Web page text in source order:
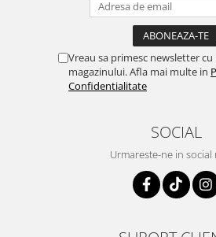
Vreau sa primesc newsletter
magazinului. Afla mai multe in
Confidentialitate
SOCIAL
Urmareste-ne in social